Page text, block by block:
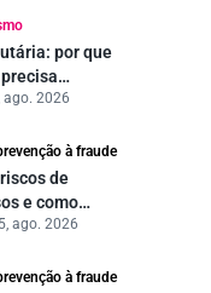
por que
preparar
ago. 2026
à fraude
de
e como
ago. 2026
à fraude